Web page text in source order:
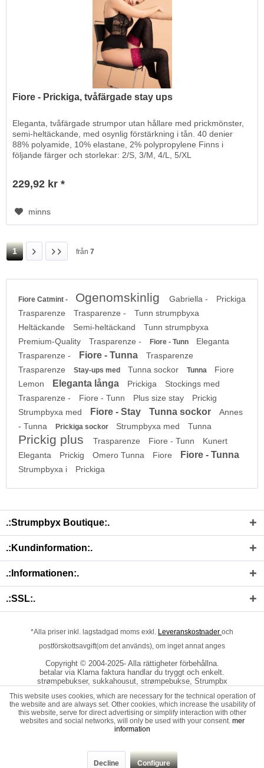
Fiore - Prickiga, tvåfärgade stay ups
Eleganta, tvåfärgade strumpor utan hållare med prickmönster,
semi-heltäckande, med osynlig förstärkning i tån. 40 denier
88% polyamide, 10% elastane, 2% polypropylene Finns i
följande färger och storlekar: 2/S, 3/M, 4/L, 5/XL
229,92 kr *
minns
1 från 7
Fiore Catmint - Ogenomskinlig Gabriella -
Prickiga
Trasparenze
Trasparenze -
Tunn strumpbyxa
Heltäckande
Semi-heltäckand
Tunn strumpbyxa
Premium-Quality
Trasparenze - Fiore - Tunn
Eleganta
Trasparenze -
Fiore - Tunna
Trasparenze
Trasparenze
Stay-ups med Tunna sockor Tunna
Fiore
Lemon
Eleganta långa Prickiga
Stockings med
Trasparenze -
Fiore - Tunn Plus size stay
Prickig
Strumpbyxa med
Fiore - Stay Tunna sockor
Annes
- Tunna
Prickiga sockor Strumpbyxa med Tunna
Prickig plus Trasparenze Fiore - Tunn
Kunert
Eleganta
Prickig Omero Tunna Fiore Fiore - Tunna
Strumpbyxa i Prickiga
.:Strumpbyx Boutique:.
.:Kundinformation:.
.:Informationen:.
.:SSL:.
*Alla priser inkl. lagstadgad moms exkl. Leveranskostnader och
postförskottsavgift(om det används), om inget annat anges
Copyright © 2004-2025- Alla rättigheter förbehållna.
betalar via Klarna faktura handlar du tryggt och enkelt.
strømpebukser, sukkahousut, strømpebukse, Strumpbx
This website uses cookies, which are necessary for the technical operation of
the website and are always set. Other cookies, which increase the usability of
this website, serve for direct advertising or simplify interaction with other
websites and social networks, will only be used with your consent. mer
information
Decline Configure